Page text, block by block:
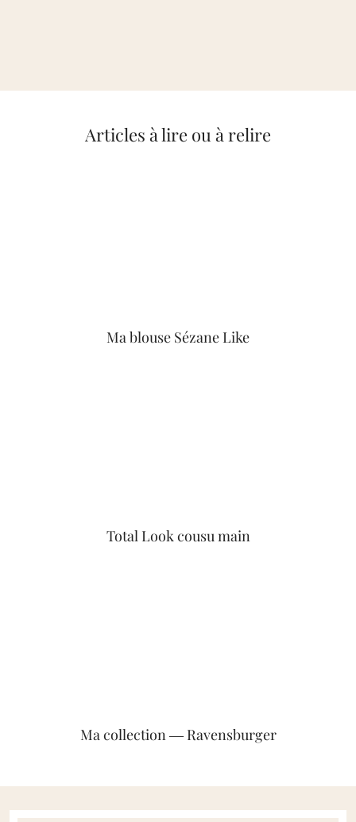
Articles à lire ou à relire
Ma blouse Sézane Like
Total Look cousu main
Ma collection ― Ravensburger